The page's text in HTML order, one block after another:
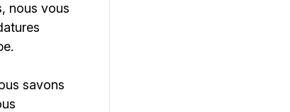
nous vous
savons